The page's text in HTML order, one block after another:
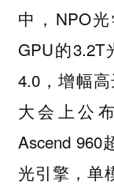
中，NPO
GPU的
4.0，增幅
大会上公
Ascend 960
光引擎，单